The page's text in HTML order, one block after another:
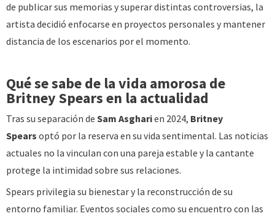
de publicar sus memorias y superar distintas controversias, la
artista decidió enfocarse en proyectos personales y mantener
distancia de los escenarios por el momento.
Qué se sabe de la vida amorosa de
Britney Spears en la actualidad
Tras su separación de Sam Asgharien 2024, Britney
Spears optó por la reserva en su vida sentimental. Las noticias
actuales no la vinculan con una pareja estable y la cantante
protege la intimidad sobre sus relaciones.
Spears privilegia su bienestar y la reconstrucción de su
entorno familiar. Eventos sociales como su encuentro con las